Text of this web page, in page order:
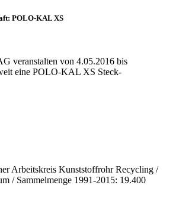
POLO-KAL XS
veranstalten von 4.05.2016 bis
eine POLO-KAL XS Steck-
Arbeitskreis Kunststoffrohr Recycling /
/ Sammelmenge 1991-2015: 19.400